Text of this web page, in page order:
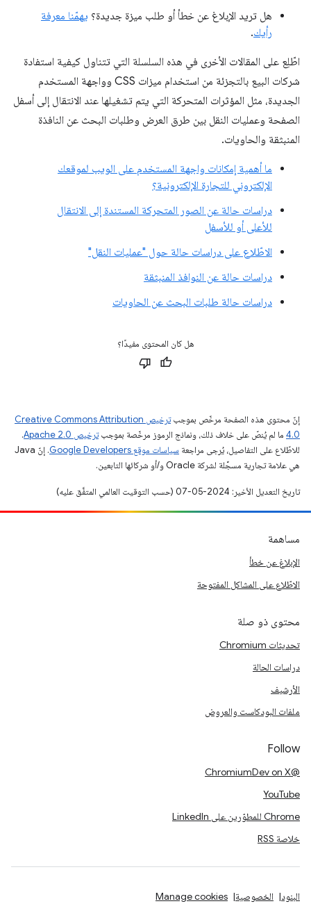
هل تريد الإبلاغ عن خطأ أو طلب ميزة جديدة؟ يهمّنا معرفة
رأيك.
اطّلِع على المقالات الأخرى في هذه السلسلة التي تتناول كيفية استفادة
شركات البيع بالتجزئة من استخدام ميزات CSS وواجهة المستخدم
الجديدة، مثل المؤثرات المتحركة التي يتم تشغيلها عند الانتقال إلى أسفل
الصفحة وعمليات النقل بين طرق العرض وطلبات البحث عن النافذة
المنبثقة والحاويات.
ما أهمية إمكانات واجهة المستخدم على الويب لموقعك
الإلكتروني للتجارة الإلكترونية؟
دراسات حالة عن الصور المتحركة المستندة إلى الانتقال
للأعلى أو للأسفل
الاطّلاع على دراسات حالة حول "عمليات النقل"
دراسات حالة عن النوافذ المنبثقة
دراسات حالة طلبات البحث عن الحاويات
هل كان المحتوى مفيدًا؟
إنّ محتوى هذه الصفحة مرخّص بموجب
ترخيص Creative Commons Attribution
4.0‏ ما لم يُنصّ على خلاف ذلك، ونماذج الرموز مرخّصة بموجبترخيص Apache 2.0‏
.
للاطّلاع على التفاصيل، يُرجى مراجعة سياسات موقع Google Developers‏
. إنّ Java
هي علامة تجارية مسجَّلة لشركة Oracle و/أو شركائها التابعين.
تاريخ التعديل الأخير: 2024-05-07 (حسب التوقيت العالمي المتفَّق عليه)
مساهمة
الإبلاغ عن خطأ
الاطّلاع على المشاكل المفتوحة
محتوى ذو صلة
تحديثات Chromium
دراسات الحالة
الأرشيف
ملفات البودكاست والعروض
Follow
@ChromiumDev on X
YouTube
Chrome للمطوّرين على LinkedIn
خلاصة RSS
البنود الخصوصية Manage cookies